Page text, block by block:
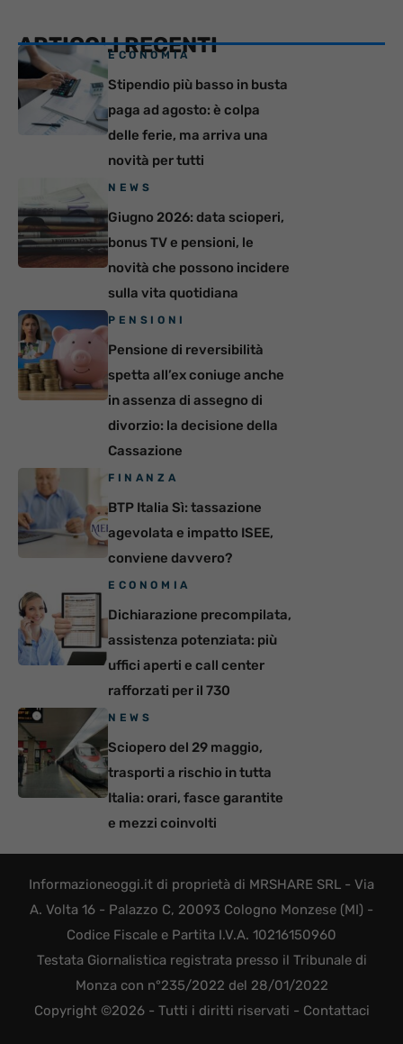
ARTICOLI RECENTI
ECONOMIA
Stipendio più basso in busta
paga ad agosto: è colpa
delle ferie, ma arriva una
novità per tutti
NEWS
Giugno 2026: data scioperi,
bonus TV e pensioni, le
novità che possono incidere
sulla vita quotidiana
PENSIONI
Pensione di reversibilità
spetta all’ex coniuge anche
in assenza di assegno di
divorzio: la decisione della
Cassazione
FINANZA
BTP Italia Sì: tassazione
agevolata e impatto ISEE,
conviene davvero?
ECONOMIA
Dichiarazione precompilata,
assistenza potenziata: più
uffici aperti e call center
rafforzati per il 730
NEWS
Sciopero del 29 maggio,
trasporti a rischio in tutta
Italia: orari, fasce garantite
e mezzi coinvolti
Informazioneoggi.it di proprietà di MRSHARE SRL - Via
A. Volta 16 - Palazzo C, 20093 Cologno Monzese (MI) -
Codice Fiscale e Partita I.V.A. 10216150960
Testata Giornalistica registrata presso il Tribunale di
Monza con n°235/2022 del 28/01/2022
Copyright ©2026 - Tutti i diritti riservati - Contattaci